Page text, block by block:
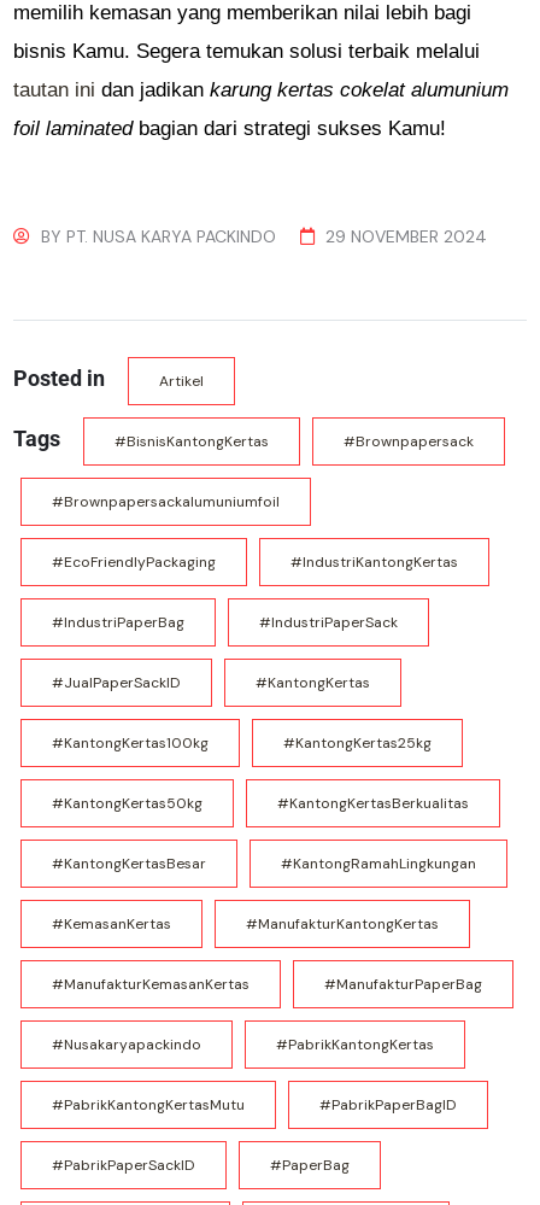
memilih kemasan yang memberikan nilai lebih bagi
bisnis Kamu. Segera temukan solusi terbaik melalui
tautan ini dan jadikankarung kertas cokelat alumunium
foil laminatedbagian dari strategi sukses Kamu!
BYPT. NUSA KARYA PACKINDO 29 NOVEMBER 2024
Posted in Artikel
Tags #BisnisKantongKertas #brownpapersack
#brownpapersackalumuniumfoil
#EcoFriendlyPackaging #IndustriKantongKertas
#IndustriPaperBag #IndustriPaperSack
#JualPaperSackID #KantongKertas
#KantongKertas100kg #KantongKertas25kg
#KantongKertas50kg #KantongKertasBerkualitas
#KantongKertasBesar #KantongRamahLingkungan
#KemasanKertas #ManufakturKantongKertas
#ManufakturKemasanKertas #ManufakturPaperBag
#nusakaryapackindo #PabrikKantongKertas
#PabrikKantongKertasMutu #PabrikPaperBagID
#PabrikPaperSackID #PaperBag